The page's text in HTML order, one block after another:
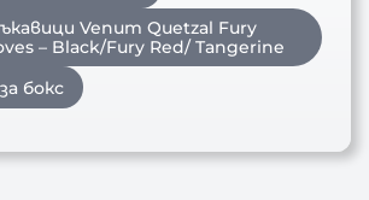
Venum Quetzal Fury
– Black/Fury Red/ Tangerine
бокс